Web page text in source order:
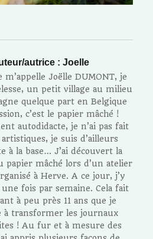
autrice : Joelle
m’appelle Joëlle DUMONT, je
un petit village au milieu
quelque part en Belgique
c’est le papier mâché !
autodidacte, je n’ai pas fait
artistiques, je suis d’ailleurs
à la base… J’ai découvert la
papier mâché lors d’un atelier
à Herve. A ce jour, j’y
fois par semaine. Cela fait
à peu près 11 ans que je
à transformer les journaux
! Au fur et à mesure des